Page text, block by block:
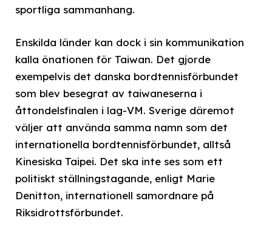
sportliga sammanhang.
Enskilda länder kan dock i sin kommunikation
kalla önationen för Taiwan. Det gjorde
exempelvis det danska bordtennisförbundet
som blev besegrat av taiwaneserna i
åttondelsfinalen i lag-VM. Sverige däremot
väljer att använda samma namn som det
internationella bordtennisförbundet, alltså
Kinesiska Taipei. Det ska inte ses som ett
politiskt ställningstagande, enligt Marie
Denitton, internationell samordnare på
Riksidrottsförbundet.